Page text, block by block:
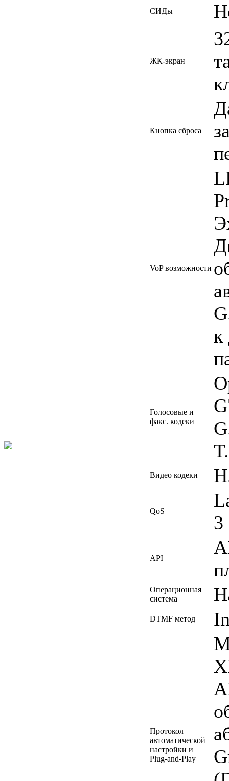
СИДы
ЖК-экран
Кнопка сброса
VoP возможности
к
Голосовые и
факс. кодеки
Видео кодеки
QoS
3
API
Операционная
система
DTMF метод
Протокол
автоматической
настройки и
Plug-and-Play